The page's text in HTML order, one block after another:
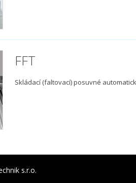
FFT
Skládací (faltovací) posuvné
s.r.o.